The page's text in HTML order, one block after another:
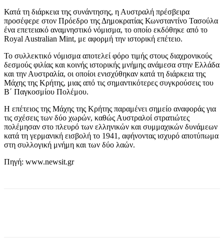
Κατά τη διάρκεια της συνάντησης, η Αυστραλή πρέσβειρα
προσέφερε στον Πρόεδρο της Δημοκρατίας Κωνσταντίνο Τασούλα
ένα επετειακό αναμνηστικό νόμισμα, το οποίο εκδόθηκε από το
Royal Australian Mint, με αφορμή την ιστορική επέτειο.
Το συλλεκτικό νόμισμα αποτελεί φόρο τιμής στους διαχρονικούς
δεσμούς φιλίας και κοινής ιστορικής μνήμης ανάμεσα στην Ελλάδα
και την Αυστραλία, οι οποίοι ενισχύθηκαν κατά τη διάρκεια της
Μάχης της Κρήτης, μιας από τις σημαντικότερες συγκρούσεις του
Β΄ Παγκοσμίου Πολέμου.
Η επέτειος της Μάχης της Κρήτης παραμένει σημείο αναφοράς για
τις σχέσεις των δύο χωρών, καθώς Αυστραλοί στρατιώτες
πολέμησαν στο πλευρό των ελληνικών και συμμαχικών δυνάμεων
κατά τη γερμανική εισβολή το 1941, αφήνοντας ισχυρό αποτύπωμα
στη συλλογική μνήμη και των δύο λαών.
Πηγή: www.newsit.gr